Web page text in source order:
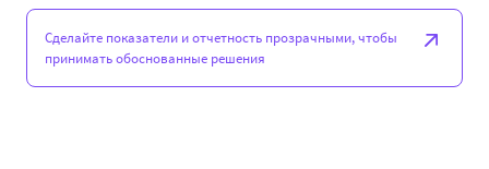
Сделайте показатели и отчетность прозрачными, чтобы
принимать обоснованные решения